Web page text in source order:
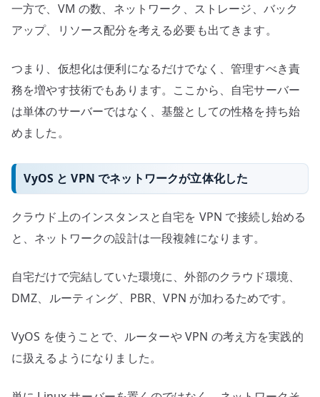
一方で、VM の数、ネットワーク、ストレージ、バック
アップ、リソース配分を考える必要も出てきます。
つまり、仮想化は便利になるだけでなく、管理すべき責
務を増やす技術でもあります。ここから、自宅サーバー
は単体のサーバーではなく、基盤としての性格を持ち始
めました。
VyOS と VPN でネットワークが立体化した
クラウド上のインスタンスと自宅を VPN で接続し始める
と、ネットワークの設計は一段複雑になります。
自宅だけで完結していた環境に、外部のクラウド環境、
DMZ、ルーティング、PBR、VPN が加わるためです。
VyOS を使うことで、ルーターや VPN の考え方を実践的
に扱えるようになりました。